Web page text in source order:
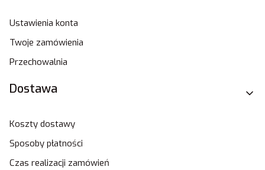
Ustawienia konta
Twoje zamówienia
Przechowalnia
Dostawa
Koszty dostawy
Sposoby płatności
Czas realizacji zamówień